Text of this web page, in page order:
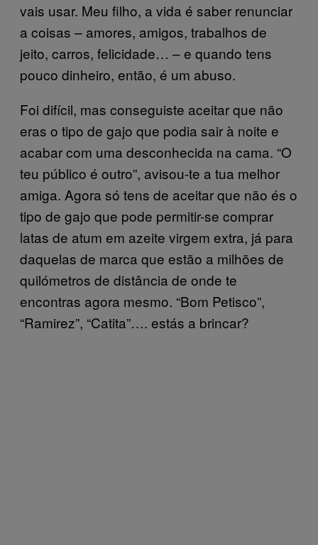
vais usar. Meu filho, a vida é saber renunciar
a coisas – amores, amigos, trabalhos de
jeito, carros, felicidade… – e quando tens
pouco dinheiro, então, é um abuso.
Foi difícil, mas conseguiste aceitar que não
eras o tipo de gajo que podia sair à noite e
acabar com uma desconhecida na cama. “O
teu público é outro”, avisou-te a tua melhor
amiga. Agora só tens de aceitar que não és o
tipo de gajo que pode permitir-se comprar
latas de atum em azeite virgem extra, já para
daquelas de marca que estão a milhões de
quilómetros de distância de onde te
encontras agora mesmo. “Bom Petisco”,
“Ramirez”, “Catita”…. estás a brincar?